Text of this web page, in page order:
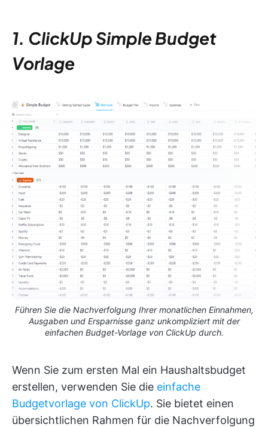
1. ClickUp Simple Budget
Vorlage
Führen Sie die Nachverfolgung Ihrer monatlichen Einnahmen,
Ausgaben und Ersparnisse ganz unkompliziert mit der
einfachen Budget-Vorlage von ClickUp durch.
Wenn Sie zum ersten Mal ein Haushaltsbudget
erstellen, verwenden Sie die einfache
Budgetvorlage von ClickUp. Sie bietet einen
übersichtlichen Rahmen für die Nachverfolgung